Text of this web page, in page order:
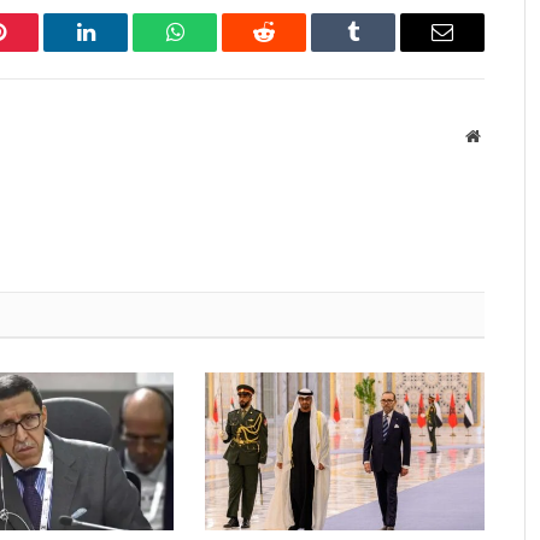
LinkedIn WhatsAppReddit Tumblr Email
Website